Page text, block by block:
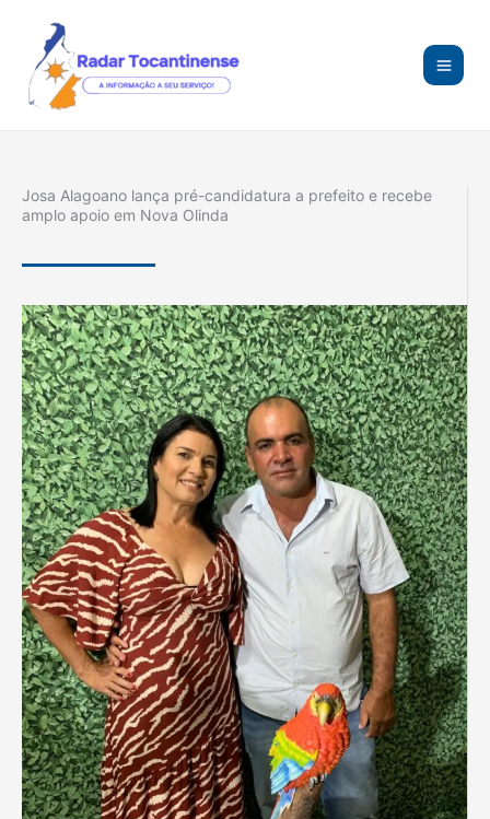
conteúdo
Josa Alagoano lança pré-candidatura a prefeito e recebe
amplo apoio em Nova Olinda